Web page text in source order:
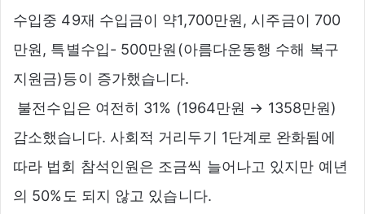
수입중 49재 수입금이 약1,700만원, 시주금이 700
만원, 특별수입- 500만원(아름다운동행 수해 복구
지원금)등이 증가했습니다.
 불전수입은 여전히 31% (1964만원 → 1358만원)
감소했습니다. 사회적 거리두기 1단계로 완화됨에
따라 법회 참석인원은 조금씩 늘어나고 있지만 예년
의 50%도 되지 않고 있습니다.